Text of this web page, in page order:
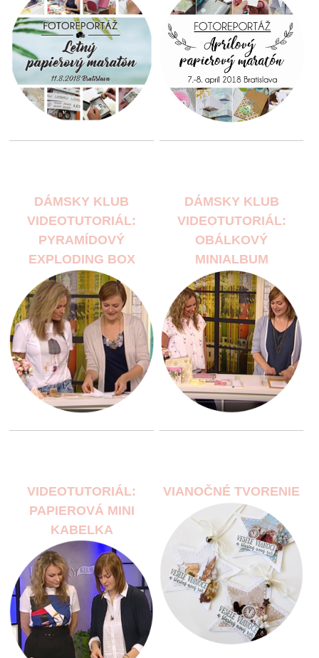
DÁMSKY KLUB
VIDEOTUTORIÁL:
PYRAMÍDOVÝ
EXPLODING BOX
DÁMSKY KLUB
VIDEOTUTORIÁL:
OBÁLKOVÝ
MINIALBUM
VIDEOTUTORIÁL:
PAPIEROVÁ MINI
KABELKA
VIANOČNÉ TVORENIE